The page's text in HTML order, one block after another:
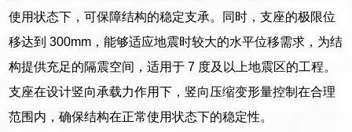
使用状态下，可保障结构的稳定支承。同时，支座的极限位
移达到 300mm，能够适应地震时较大的水平位移需求，为结
构提供充足的隔震空间，适用于 7 度及以上地震区的工程。
支座在设计竖向承载力作用下，竖向压缩变形量控制在合理
范围内，确保结构在正常使用状态下的稳定性。